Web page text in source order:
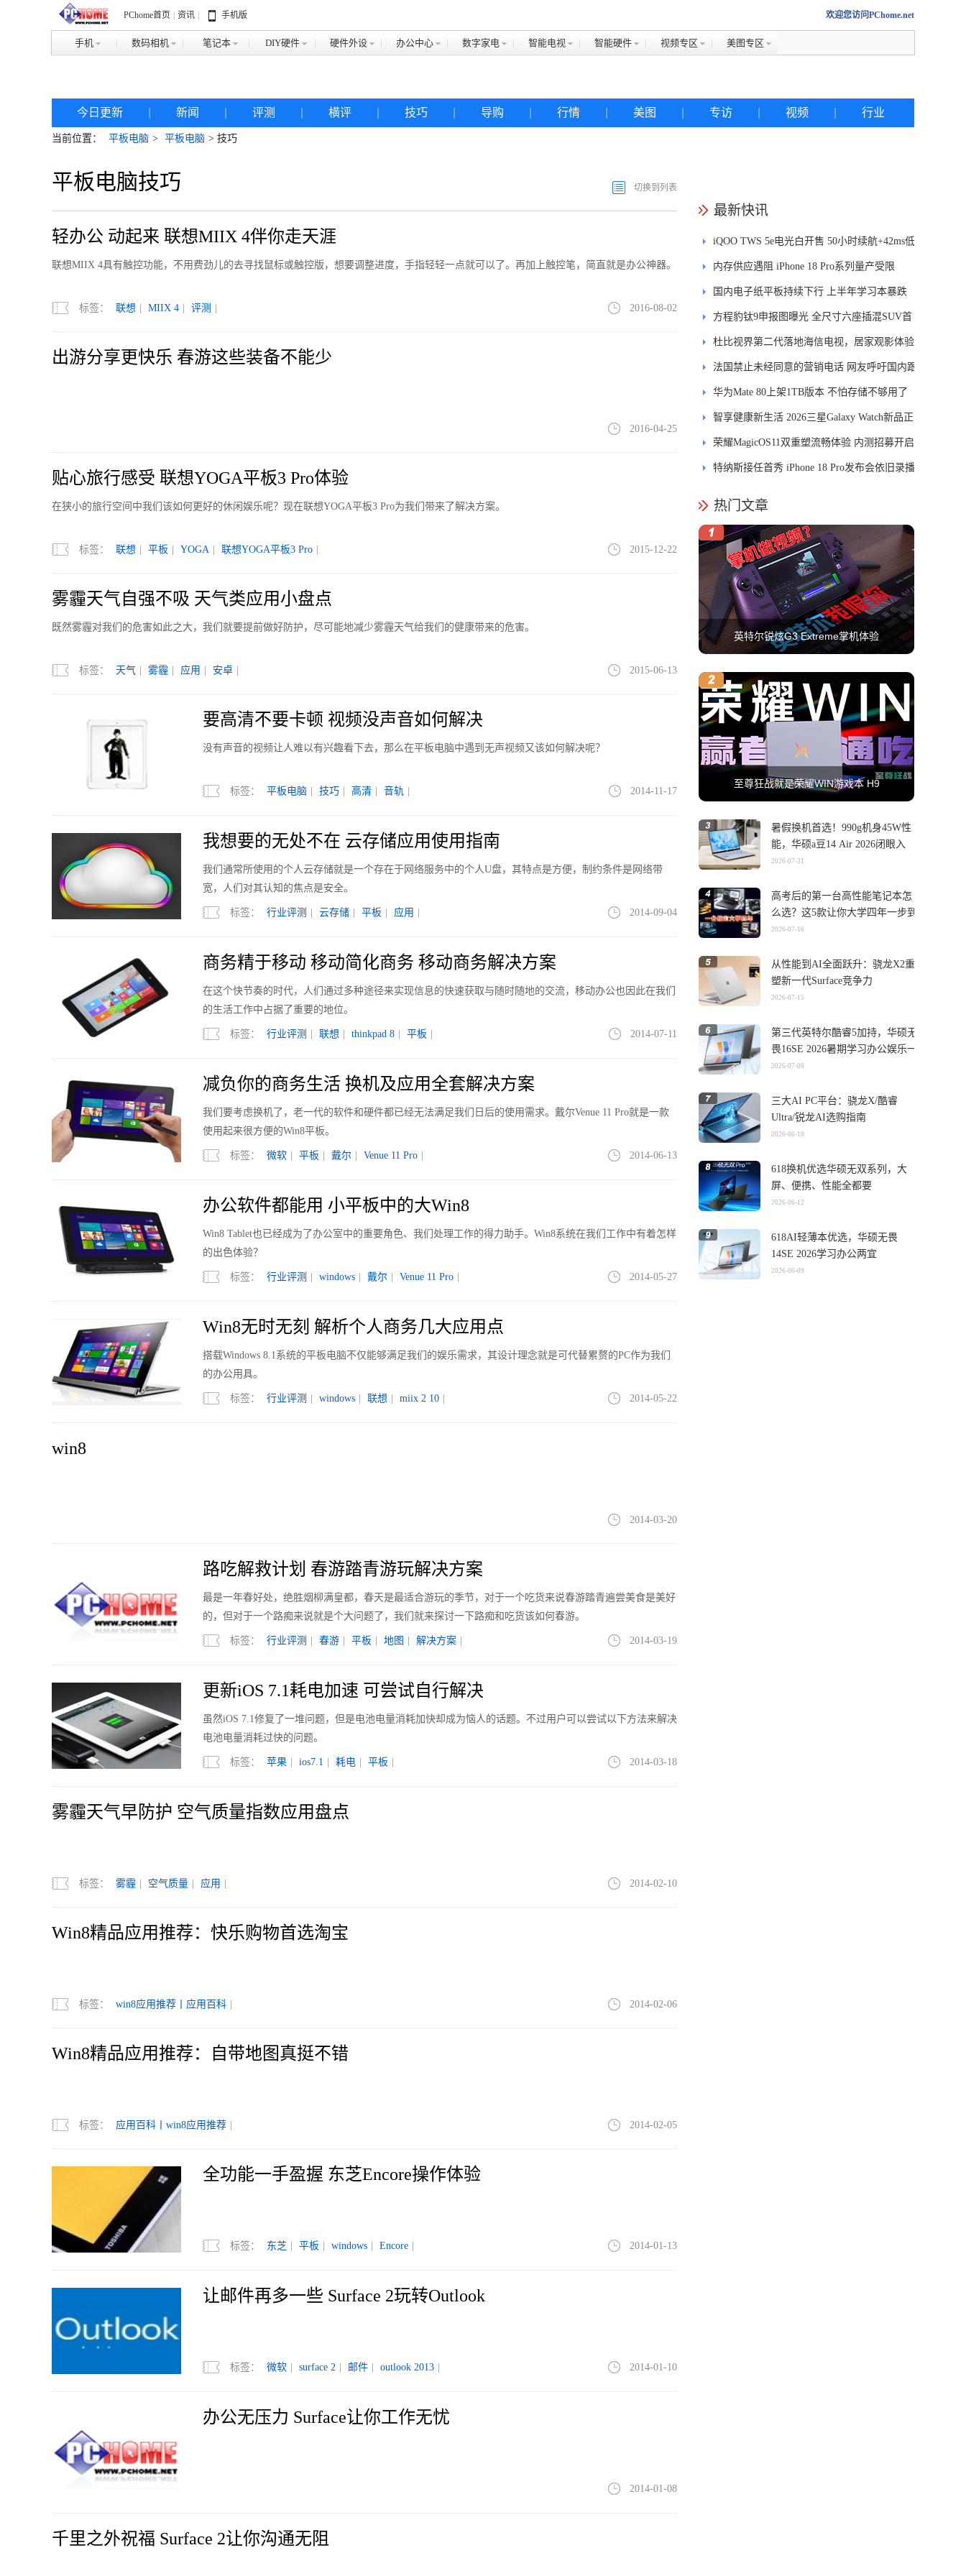
PChome首页 资讯 手机版 欢迎您访问PChome.net
手机 数码相机 笔记本 DIY硬件 硬件外设 办公中心 数字家电 智能电视 智能硬件 视频专区 美图专区
今日更新 新闻 评测 横评 技巧 导购 行情 美图 专访 视频 行业
当前位置： 平板电脑 > 平板电脑 > 技巧
平板电脑技巧 切换到列表
轻办公 动起来 联想MIIX 4伴你走天涯
联想MIIX 4具有触控功能，不用费劲儿的去寻找鼠标或触控版，想要调整进度，手指轻轻一点就可以了。再加上触控笔，简直就是办公神器。
标签： 联想 MIIX 4 评测 2016-08-02
出游分享更快乐 春游这些装备不能少
2016-04-25
贴心旅行感受 联想YOGA平板3 Pro体验
在狭小的旅行空间中我们该如何更好的休闲娱乐呢？现在联想YOGA平板3 Pro为我们带来了解决方案。
标签： 联想 平板 YOGA 联想YOGA平板3 Pro 2015-12-22
雾霾天气自强不吸 天气类应用小盘点
既然雾霾对我们的危害如此之大，我们就要提前做好防护，尽可能地减少雾霾天气给我们的健康带来的危害。
标签： 天气 雾霾 应用 安卓 2015-06-13
要高清不要卡顿 视频没声音如何解决
没有声音的视频让人难以有兴趣看下去，那么在平板电脑中遇到无声视频又该如何解决呢？
标签： 平板电脑 技巧 高清 音轨 2014-11-17
我想要的无处不在 云存储应用使用指南
我们通常所使用的个人云存储就是一个存在于网络服务中的个人U盘，其特点是方便，制约条件是网络带
宽，人们对其认知的焦点是安全。
标签： 行业评测 云存储 平板 应用 2014-09-04
商务精于移动 移动简化商务 移动商务解决方案
在这个快节奏的时代，人们通过多种途径来实现信息的快速获取与随时随地的交流，移动办公也因此在我们
的生活工作中占据了重要的地位。
标签： 行业评测 联想 thinkpad 8 平板 2014-07-11
减负你的商务生活 换机及应用全套解决方案
我们要考虑换机了，老一代的软件和硬件都已经无法满足我们日后的使用需求。戴尔Venue 11 Pro就是一款
使用起来很方便的Win8平板。
标签： 微软 平板 戴尔 Venue 11 Pro 2014-06-13
办公软件都能用 小平板中的大Win8
Win8 Tablet也已经成为了办公室中的重要角色、我们处理工作的得力助手。Win8系统在我们工作中有着怎样
的出色体验？
标签： 行业评测 windows 戴尔 Venue 11 Pro 2014-05-27
Win8无时无刻 解析个人商务几大应用点
搭载Windows 8.1系统的平板电脑不仅能够满足我们的娱乐需求，其设计理念就是可代替累赘的PC作为我们
的办公用具。
标签： 行业评测 windows 联想 miix 2 10 2014-05-22
win8
2014-03-20
路吃解救计划 春游踏青游玩解决方案
最是一年春好处，绝胜烟柳满皇都，春天是最适合游玩的季节，对于一个吃货来说春游踏青遍尝美食是美好
的，但对于一个路痴来说就是个大问题了，我们就来探讨一下路痴和吃货该如何春游。
标签： 行业评测 春游 平板 地图 解决方案 2014-03-19
更新iOS 7.1耗电加速 可尝试自行解决
虽然iOS 7.1修复了一堆问题，但是电池电量消耗加快却成为恼人的话题。不过用户可以尝试以下方法来解决
电池电量消耗过快的问题。
标签： 苹果 ios7.1 耗电 平板 2014-03-18
雾霾天气早防护 空气质量指数应用盘点
标签： 雾霾 空气质量 应用 2014-02-10
Win8精品应用推荐：快乐购物首选淘宝
标签： win8应用推荐丨应用百科 2014-02-06
Win8精品应用推荐：自带地图真挺不错
标签： 应用百科丨win8应用推荐 2014-02-05
全功能一手盈握 东芝Encore操作体验
标签： 东芝 平板 windows Encore 2014-01-13
让邮件再多一些 Surface 2玩转Outlook
标签： 微软 surface 2 邮件 outlook 2013 2014-01-10
办公无压力 Surface让你工作无忧
2014-01-08
千里之外祝福 Surface 2让你沟通无阻
最新快讯
iQOO TWS 5e电光白开售 50小时续航+42ms低
延迟
内存供应遇阻 iPhone 18 Pro系列量产受限
国内电子纸平板持续下行 上半年学习本暴跌
84.6%
方程豹钛9申报图曝光 全尺寸六座插混SUV首
发DMS
杜比视界第二代落地海信电视，居家观影体验
能迎来哪些升级？
法国禁止未经同意的营销电话 网友呼吁国内跟
进
华为Mate 80上架1TB版本 不怕存储不够用了
智享健康新生活 2026三星Galaxy Watch新品正
式开售
荣耀MagicOS11双重塑流畅体验 内测招募开启
特纳斯接任首秀 iPhone 18 Pro发布会依旧录播
热门文章
英特尔锐炫G3 Extreme掌机体验
至尊狂战就是荣耀WIN游戏本 H9
暑假换机首选！990g机身45W性
能，华硕a豆14 Air 2026闭眼入
2026-07-21
高考后的第一台高性能笔记本怎
么选？这5款让你大学四年一步到
位
2026-07-16
从性能到AI全面跃升：骁龙X2重
塑新一代Surface竞争力
2026-07-15
第三代英特尔酷睿5加持，华硕无
畏16SE 2026暑期学习办公娱乐一
机搞定
2026-07-08
三大AI PC平台：骁龙X/酷睿
Ultra/锐龙AI选购指南
2026-06-19
618换机优选华硕无双系列，大
屏、便携、性能全都要
2026-06-12
618AI轻薄本优选，华硕无畏
14SE 2026学习办公两宜
2026-06-09